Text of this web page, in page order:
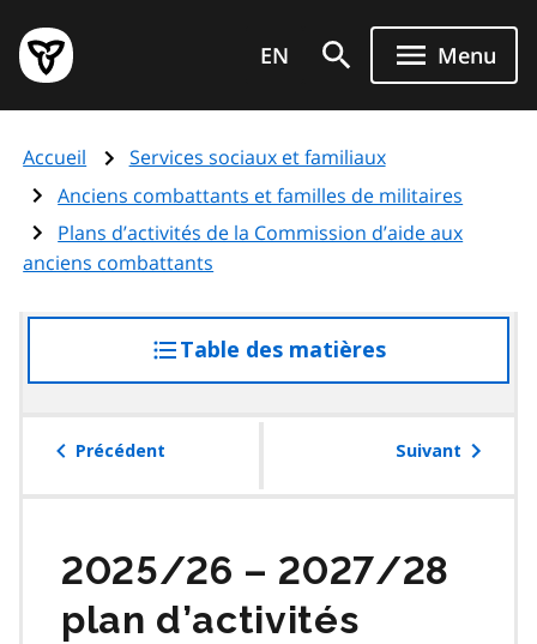
au
contenu
principal
Page
d'accueil
de
l'Ontario
EN Menu
Accueil
Services sociaux et familiaux
Anciens combattants et familles de militaires
Plans d’activités de la Commission d’aide aux
anciens combattants
Table des matières
à
table
Précédent Suivant
2025/26 – 2027/28
plan d’activités